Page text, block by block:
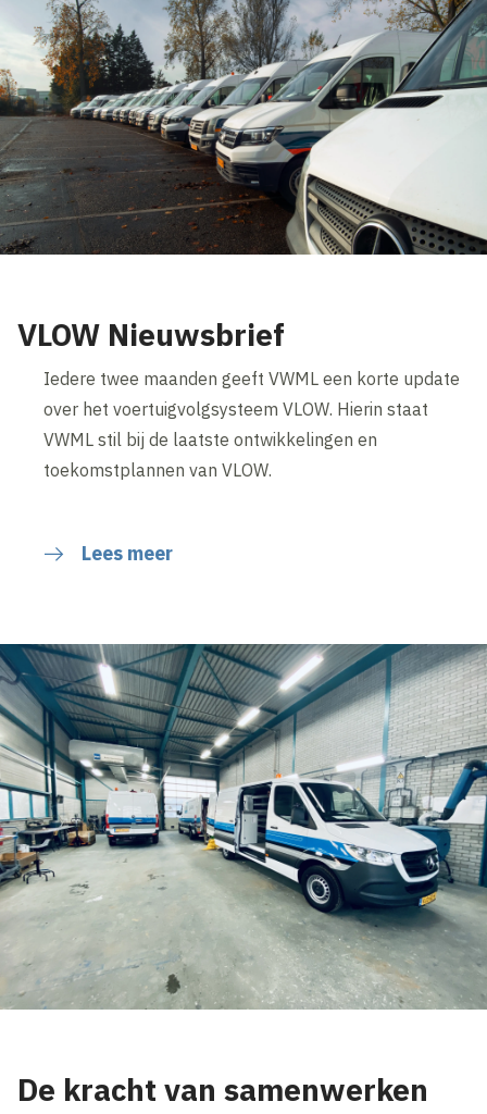
VLOW Nieuwsbrief
Iedere twee maanden geeft VWML een korte update
over het voertuigvolgsysteem VLOW. Hierin staat
VWML stil bij de laatste ontwikkelingen en
toekomstplannen van VLOW.
Lees meer
De kracht van samenwerken